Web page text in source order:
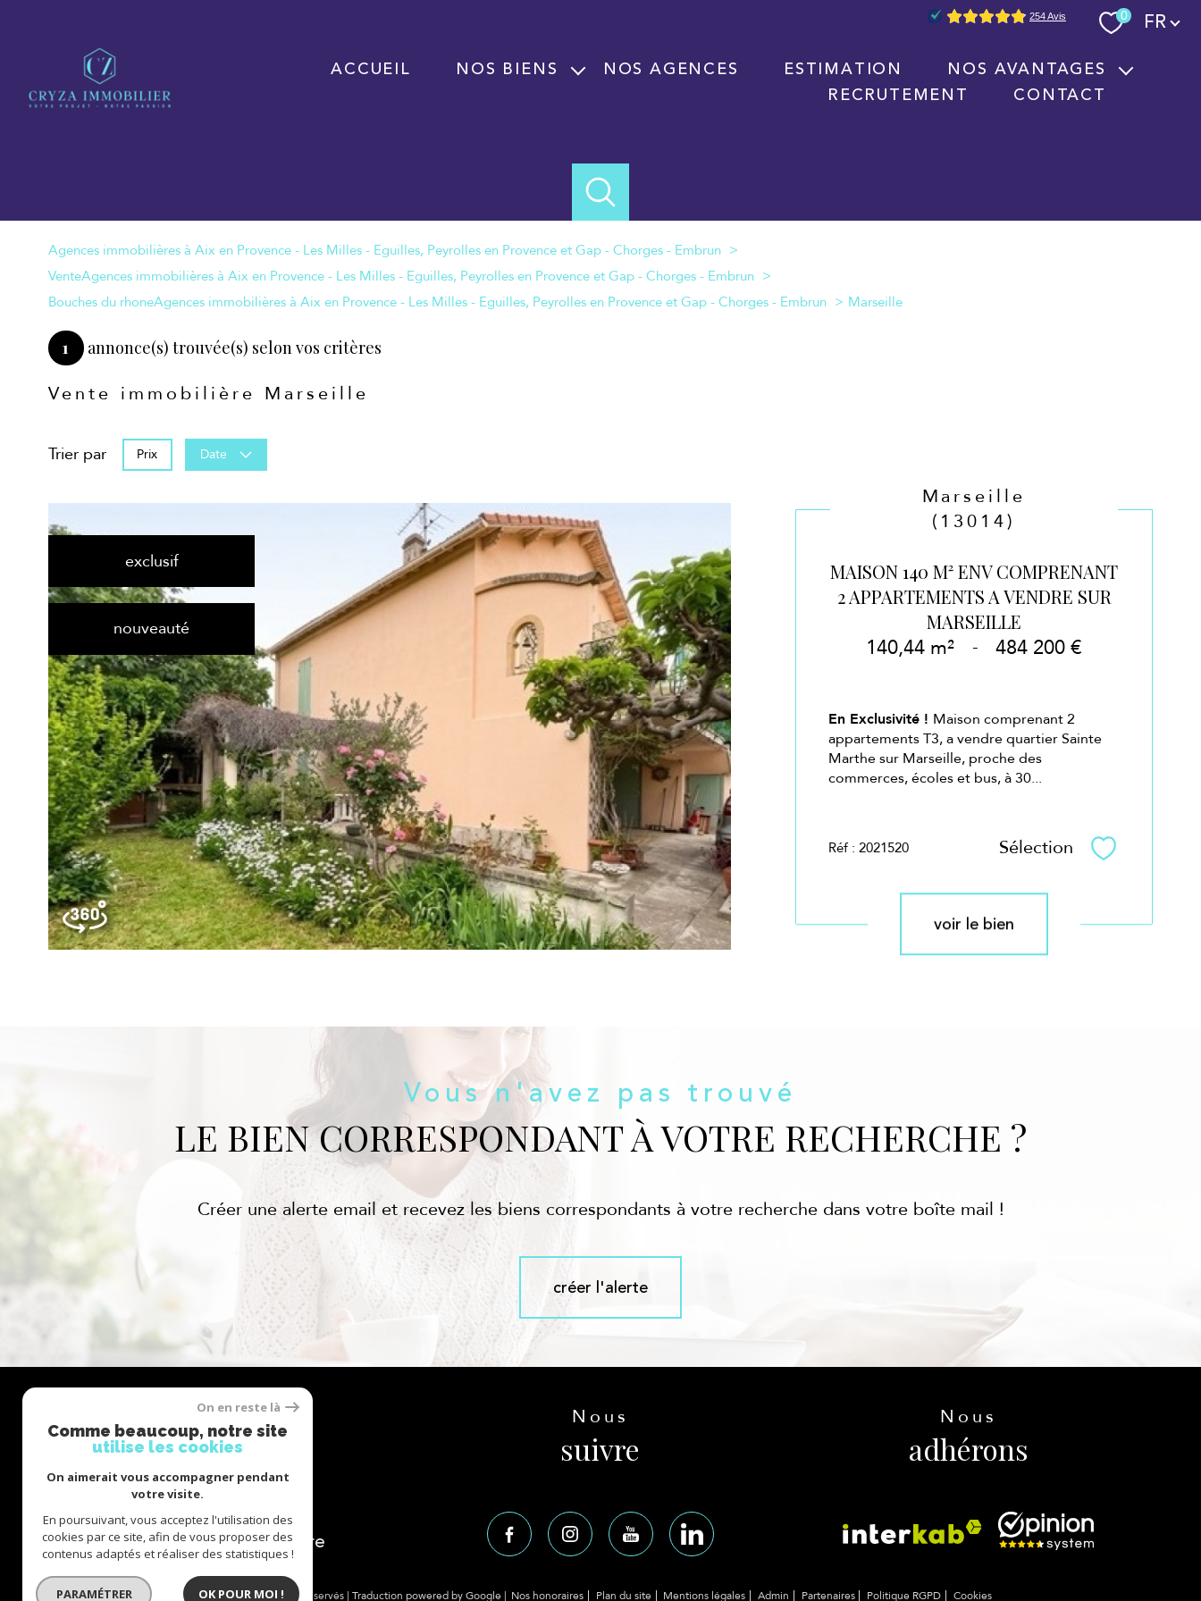
0 Langue
FR
ACCUEIL NOS BIENS
Immobilier professionnel Vente
Fond de commerce
NOS AGENCES ESTIMATION NOS AVANTAGES
RECRUTEMENT CONTACT
Vente
Bouches du rhone
Marseille
1 annonce(s) trouvée(s) selon vos critères
Vente immobilière Marseille
Trier par Prix Date
exclusif
nouveauté
Marseille
(13014)
MAISON 140 M² ENV COMPRENANT
2 APPARTEMENTS A VENDRE SUR
MARSEILLE
140,44 m² - 484 200 €
En Exclusivité ! Maison comprenant 2
appartements T3, a vendre quartier Sainte
Marthe sur Marseille, proche des
commerces, écoles et bus, à 30...
Réf : 2021520 Sélection Sélectionner
voir le bien
Vous n'avez pas trouvé
LE BIEN CORRESPONDANT À VOTRE RECHERCHE ?
Créer une alerte email et recevez les biens correspondants à votre recherche dans votre boîte mail !
créer l'alerte
Se
connecter
espace propriétaire
Nous
suivre
Nous
adhérons
© 2026 | Tous droits réservés | Traduction powered by Google | Nos honoraires Plan du site Mentions légales Admin Partenaires Politique RGPD Cookies
On en reste là
Comme beaucoup, notre site
utilise les cookies
On aimerait vous accompagner pendant
votre visite.
En poursuivant, vous acceptez l'utilisation des
cookies par ce site, afin de vous proposer des
contenus adaptés et réaliser des statistiques !
PARAMÉTRER OK POUR MOI !